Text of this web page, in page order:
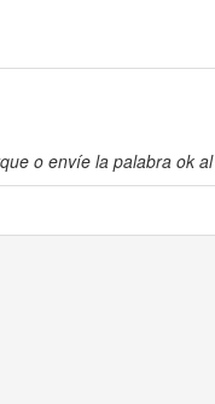
o envíe la palabra ok al